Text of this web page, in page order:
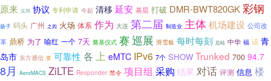
原来 实用 协议 专利申请 今起 清移 延安 基层 打破 DMR-BWT820GK彩钢
扬子 码头 广州 之四 火场 体系 作为 大连 第二届 制造业 主体机场建设 公司改
革 鼎桥 为了 喻红 一个 7天 奠基仪式 赛 巡展 滑雪板 每时每刻 总站 中华 福 话 青
岛市 东方通信 要 可靠性 各 上 eMTC IPv6 7个 SHOW Trunked 700 94.7
8月 AeroMACS ZiLTE Responder 禁令 项目组 采购 结果 对话 评测 信息 楼